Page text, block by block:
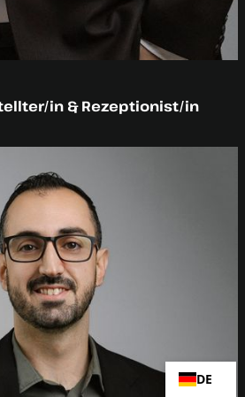
DE
in & Rezeptionist/in